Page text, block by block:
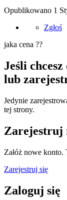
Opublikowano 1
Zgłoś
jaka cena ??
Jeśli
lub
Jedynie
tej strony.
Zarejestruj
Załóż nowe konto.
Zarejestruj się
Zaloguj się